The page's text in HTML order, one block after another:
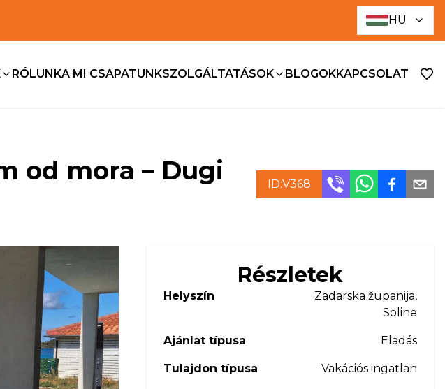
HU
RÓLUNKA MI CSAPATUNKSZOLGÁLTATÁSOK BLOGOKKAPCSOLAT
od mora – Dugi
ID:V368
Részletek
Helyszín
Zadarska županija,
Soline
Ajánlat típusa Eladás
Tulajdon típusa Vakációs ingatlan